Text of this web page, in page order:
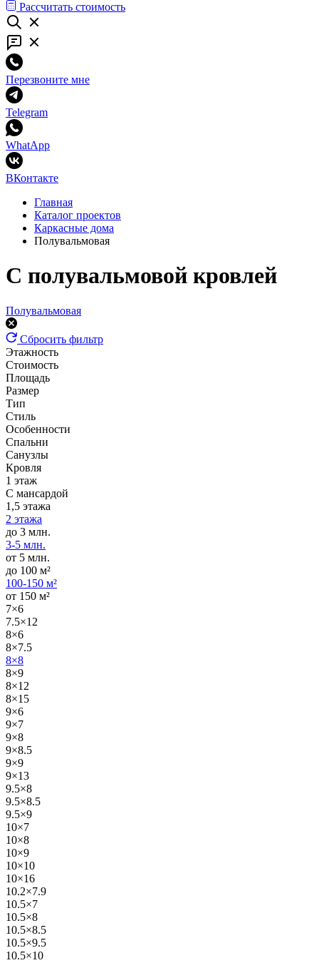
Рассчитать стоимость
Перезвоните мне
Telegram
WhatApp
ВКонтакте
Главная
Каталог проектов
Каркасные дома
Полувальмовая
С полувальмовой кровлей
Полувальмовая
Сбросить фильтр
Этажность
Стоимость
Площадь
Размер
Тип
Стиль
Особенности
Спальни
Санузлы
Кровля
1 этаж
С мансардой
1,5 этажа
2 этажа
до 3 млн.
3-5 млн.
от 5 млн.
до 100 м²
100-150 м²
от 150 м²
7×6
7.5×12
8×6
8×7.5
8×8
8×9
8×12
8×15
9×6
9×7
9×8
9×8.5
9×9
9×13
9.5×8
9.5×8.5
9.5×9
10×7
10×8
10×9
10×10
10×16
10.2×7.9
10.5×7
10.5×8
10.5×8.5
10.5×9.5
10.5×10